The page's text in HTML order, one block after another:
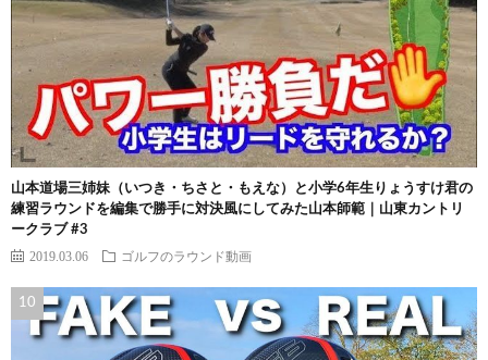
山本道場三姉妹（いつき・ちさと・もえな）と小学6年生りょうすけ君の
練習ラウンドを編集で勝手に対決風にしてみた山本師範｜山東カントリ
ークラブ #3
2019.03.06 ゴルフのラウンド動画